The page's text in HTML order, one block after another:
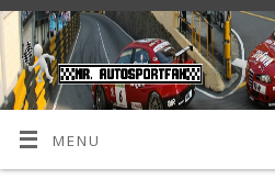
MENU